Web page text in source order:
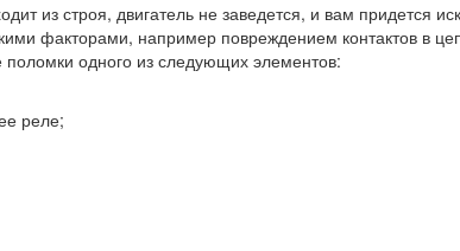
из строя, двигатель не заведется, и вам придется
факторами, например повреждением контактов в
поломки одного из следующих элементов:
реле;